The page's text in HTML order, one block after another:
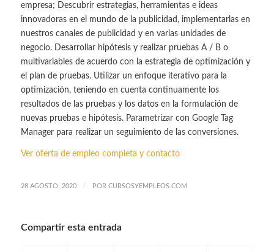
empresa; Descubrir estrategias, herramientas e ideas
innovadoras en el mundo de la publicidad, implementarlas en
nuestros canales de publicidad y en varias unidades de
negocio. Desarrollar hipótesis y realizar pruebas A / B o
multivariables de acuerdo con la estrategia de optimización y
el plan de pruebas. Utilizar un enfoque iterativo para la
optimización, teniendo en cuenta continuamente los
resultados de las pruebas y los datos en la formulación de
nuevas pruebas e hipótesis. Parametrizar con Google Tag
Manager para realizar un seguimiento de las conversiones.
Ver oferta de empleo completa y contacto
28 AGOSTO, 2020 / POR CURSOSYEMPLEOS.COM
Compartir esta entrada